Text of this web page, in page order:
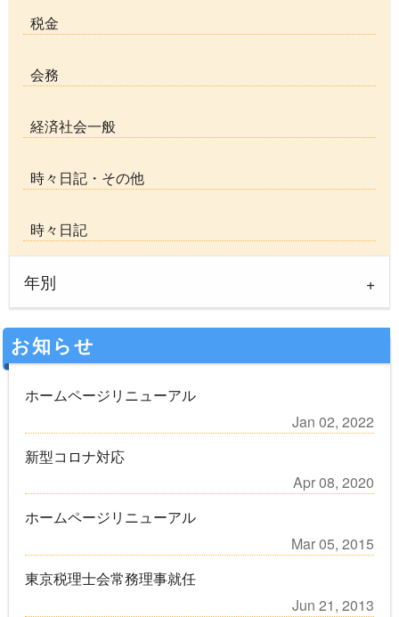
税金
会務
経済社会一般
時々日記・その他
時々日記
年別
お知らせ
ホームページリニューアル
Jan 02, 2022
新型コロナ対応
Apr 08, 2020
ホームページリニューアル
Mar 05, 2015
東京税理士会常務理事就任
Jun 21, 2013